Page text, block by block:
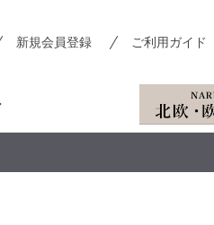
新規会員登録 ご利用ガイド